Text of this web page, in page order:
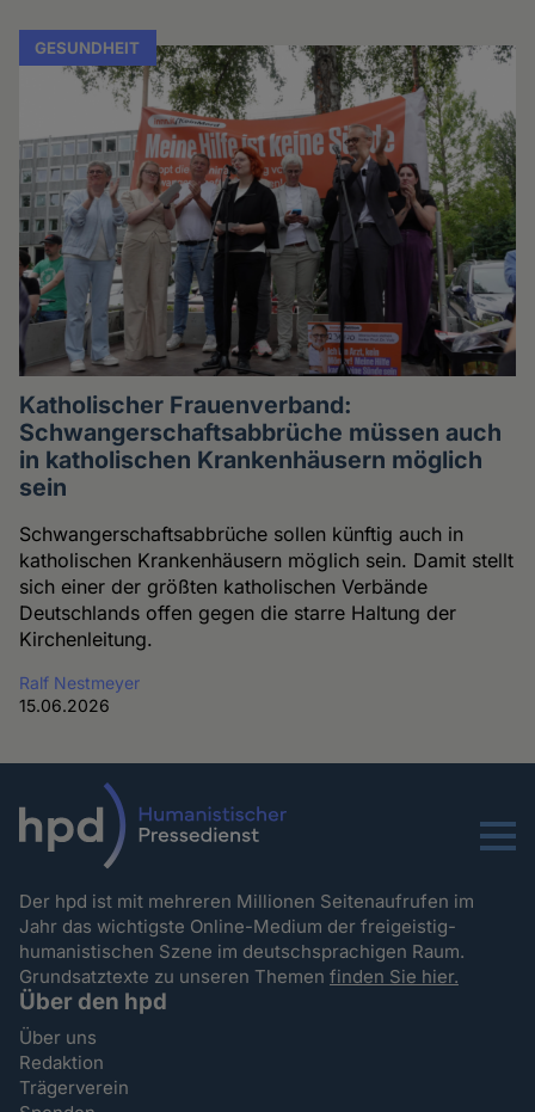
GESUNDHEIT
Katholischer Frauenverband:
Schwangerschaftsabbrüche müssen auch
in katholischen Krankenhäusern möglich
sein
Schwangerschaftsabbrüche sollen künftig auch in
katholischen Krankenhäusern möglich sein. Damit stellt
sich einer der größten katholischen Verbände
Deutschlands offen gegen die starre Haltung der
Kirchenleitung.
Ralf Nestmeyer
15.06.2026
Menu
Der hpd ist mit mehreren Millionen Seitenaufrufen im
Jahr das wichtigste Online-Medium der freigeistig-
humanistischen Szene im deutschsprachigen Raum.
Grundsatztexte zu unseren Themenfinden Sie hier.
Über den hpd
Über uns
Redaktion
Trägerverein